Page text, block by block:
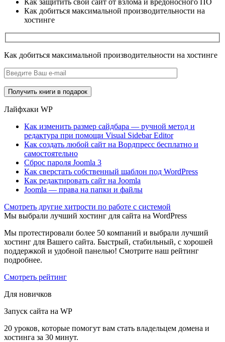
Как защитить свой сайт от взлома и вредоносного ПО
Как добиться максимальной производительности на
хостинге
Как добиться максимальной производительности на хостинге
Лайфхаки WP
Как изменить размер сайдбара — ручной метод и
редактура при помощи Visual Sidebar Editor
Как создать любой сайт на Вордпресс бесплатно и
самостоятельно
Сброс пароля Joomla 3
Как сверстать собственный шаблон под WordPress
Как редактировать сайт на Joomla
Joomla — права на папки и файлы
Cмотреть другие хитрости по работе с системой
Мы выбрали лучший хостинг для сайта на WordPress
Мы протестировали более 50 компаний и выбрали лучший
хостинг для Вашего сайта. Быстрый, стабильный, с хорошей
поддержкой и удобной панелью! Смотрите наш рейтинг
подробнее.
Смотреть рейтинг
Для новичков
Запуск сайта на WP
20 уроков, которые помогут вам стать владельцем домена и
хостинга за 30 минут.